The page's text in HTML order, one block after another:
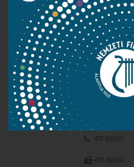
Impresszum
NEMZETI
1095 Budapest, Komor
411-6600
411-6699